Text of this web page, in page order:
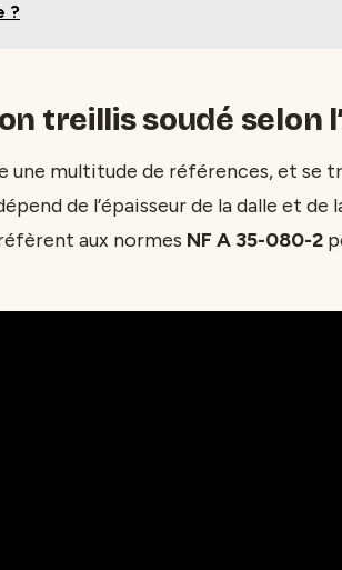
?
treillis soudé selon
une multitude de références, et se
de l’épaisseur de la dalle et de
aux normes NF A 35-080-2